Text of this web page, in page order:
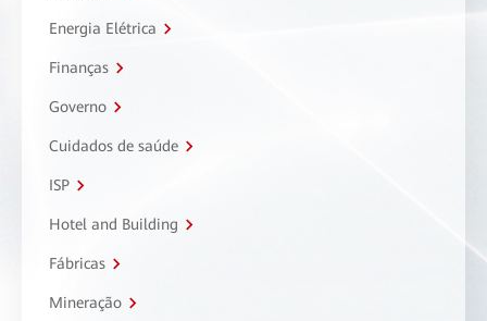
Energia Elétrica
Finanças
Governo
Cuidados de saúde
ISP
Hotel and Building
Fábricas
Mineração